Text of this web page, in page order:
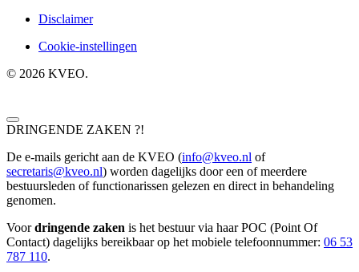
Disclaimer
Cookie-instellingen
© 2026 KVEO.
DRINGENDE ZAKEN ?!
De e-mails gericht aan de KVEO (info@kveo.nl of
secretaris@kveo.nl) worden dagelijks door een of meerdere
bestuursleden of functionarissen gelezen en direct in behandeling
genomen.
Voordringende zaken is het bestuur via haar POC (Point Of
Contact) dagelijks bereikbaar op het mobiele telefoonnummer: 06 53
787 110.